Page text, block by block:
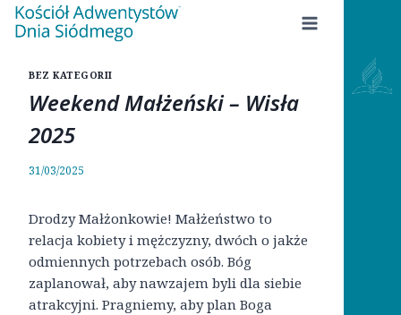
Przejdź
BEZ KATEGORII
Weekend Małżeński – Wisła
2025
31/03/2025
Drodzy Małżonkowie! Małżeństwo to
relacja kobiety i mężczyzny, dwóch o jakże
odmiennych potrzebach osób. Bóg
zaplanował, aby nawzajem byli dla siebie
atrakcyjni. Pragniemy, aby plan Boga